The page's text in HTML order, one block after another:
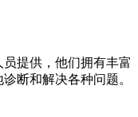
提供，他们拥有丰富
断和解决各种问题。